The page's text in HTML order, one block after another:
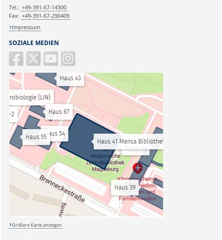
SOZIALE MEDIEN
Tel.: +49-391-67-14300
Fax: +49-391-67-290409
Impressum
Größere Karte anzeigen